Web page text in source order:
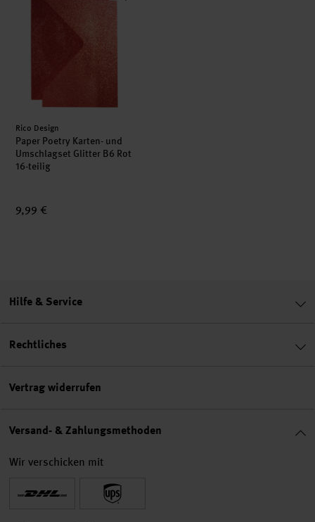
Hersteller:
Rico Design
Paper Poetry Karten- und
Umschlagset Glitter B6 Rot
16-teilig
9,99 €
Hilfe & Service
Rechtliches
Vertrag widerrufen
Versand- & Zahlungsmethoden
Wir verschicken mit